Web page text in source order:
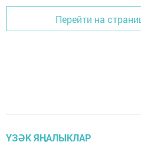
Перейти на
ҮЗӘК ЯҢАЛЫКЛАР